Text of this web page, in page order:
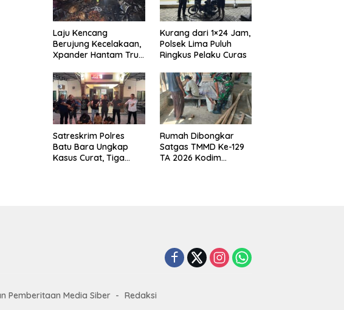
Laju Kencang
Berujung Kecelakaan,
Xpander Hantam Truk
Jalan
Kurang dari 1×24 Jam,
Polsek Lima Puluh
Ringkus Pelaku Curas
Satreskrim Polres
Batu Bara Ungkap
Kasus Curat, Tiga
Rumah Dibongkar
Satgas TMMD Ke-129
TA 2026 Kodim
Pemberitaan Media Siber Redaksi